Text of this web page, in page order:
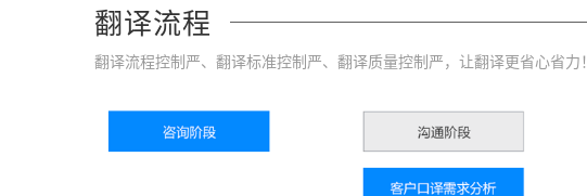
翻译流程
翻译流程控制严、翻译标准控制严、翻译质量控制严，让翻译更省心省力！